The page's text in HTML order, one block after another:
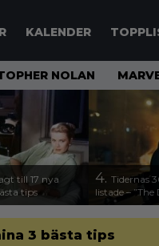
KALENDER
NOLAN
till 17 nya
tips
4. Tidernas
listade –
3 bästa tips